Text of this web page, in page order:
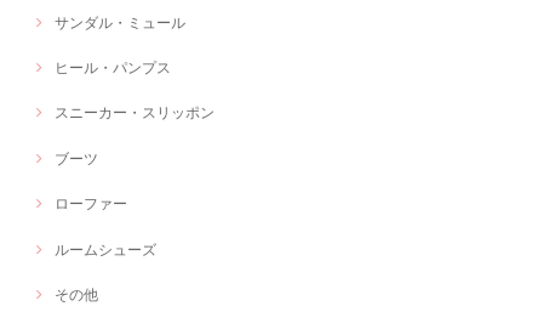
サンダル・ミュール
ヒール・パンプス
スニーカー・スリッポン
ブーツ
ローファー
ルームシューズ
その他